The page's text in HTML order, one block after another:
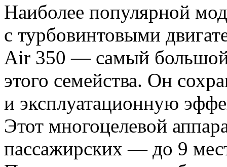
Наиболее популярной
с турбовинтовыми
Air 350 — самый большой
этого семейства. Он
и эксплуатационную
Этот многоцелевой
пассажирских — до 9